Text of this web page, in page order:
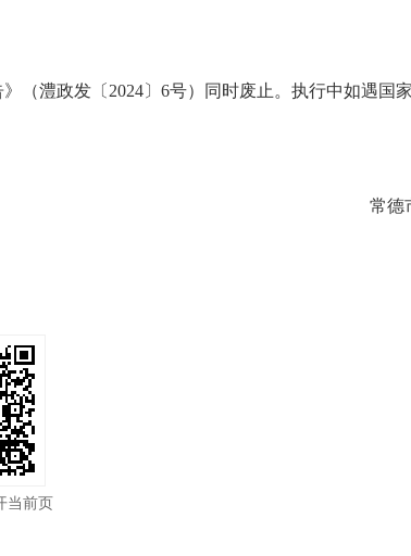
（澧政发〔2024〕6号）同时废止。执行中如遇国
常德
当前页